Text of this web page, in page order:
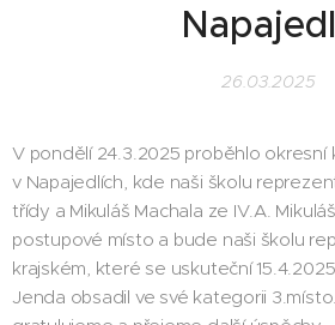
26.03.2025
V pondělí 24.3.2025 proběhlo
v Napajedlích, kde naši školu
třídy a Mikuláš Machala ze IV.A.
postupové místo a bude naši školu
krajském, které se uskuteční
Jenda obsadil ve své kategorii